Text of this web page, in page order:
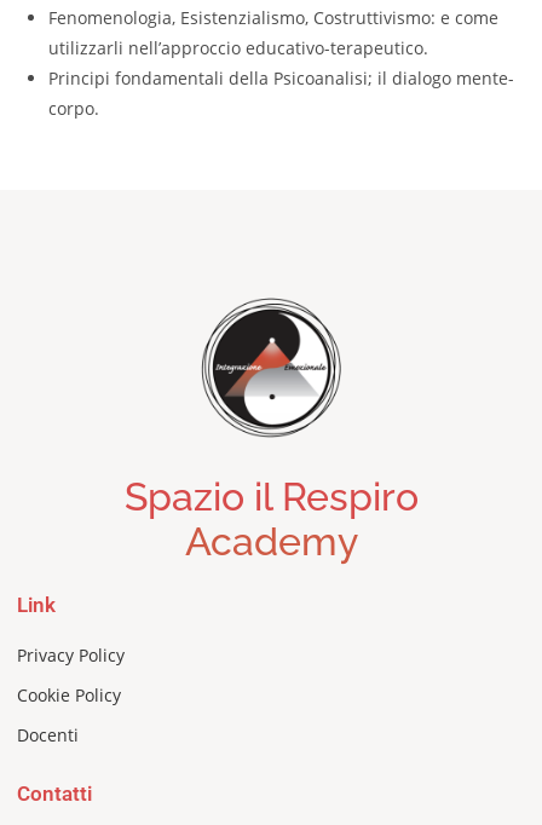
Fenomenologia, Esistenzialismo, Costruttivismo: e come
utilizzarli nell’approccio educativo-terapeutico.
Principi fondamentali della Psicoanalisi; il dialogo mente-
corpo.
Spazio il Respiro
Academy
Link
Privacy Policy
Cookie Policy
Docenti
Contatti